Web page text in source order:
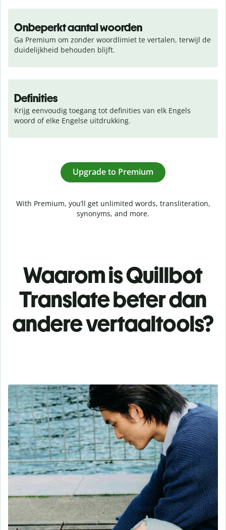
Onbeperkt aantal woorden
Ga Premium om zonder woordlimiet te vertalen, terwijl de
duidelijkheid behouden blijft.
Definities
Krijg eenvoudig toegang tot definities van elk Engels
woord of elke Engelse uitdrukking.
Upgrade to Premium
With Premium, you’ll get unlimited words, transliteration,
synonyms, and more.
Waarom is Quillbot
Translate beter dan
andere vertaaltools?